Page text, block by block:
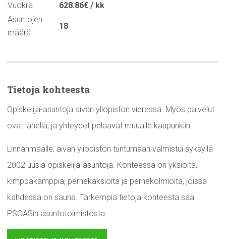
Vuokra
628.86€ / kk
Asuntojen
määrä
18
Tietoja kohteesta
Opiskelija-asuntoja aivan yliopiston vieressä. Myös palvelut
ovat lähellä, ja yhteydet pelaavat muualle kaupunkiin.
Linnanmaalle, aivan yliopiston tuntumaan valmistui syksyllä
2002 uusia opiskelija-asuntoja. Kohteessa on yksiöitä,
kimppakämppiä, perhekaksioita ja perhekolmioita, joissa
kahdessa on sauna. Tarkempia tietoja kohteesta saa
PSOASin asuntotoimistosta.